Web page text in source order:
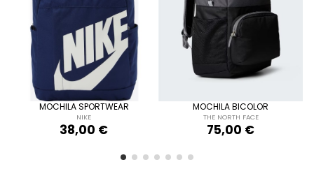
MOCHILA SPORTWEAR
NIKE
38,00 €
ÚNICA
NEGROAZUL MARINO
Añadir al carrito
MOCHILA BICOLOR
THE NORTH FACE
75,00 €
NEGRO
Añadir al carrito